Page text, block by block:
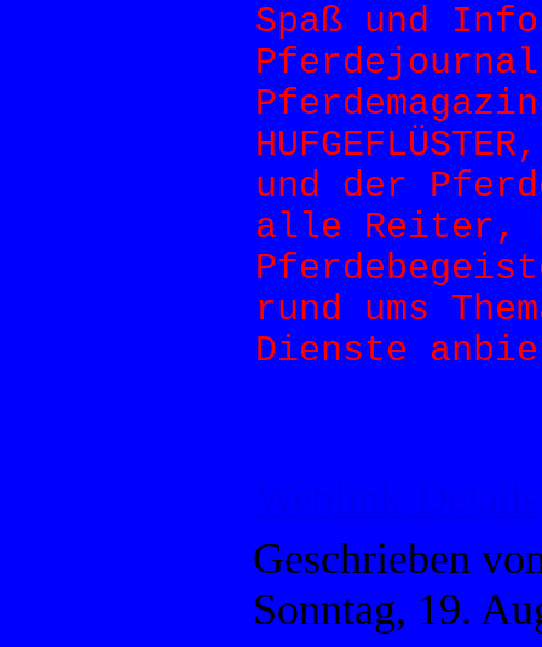
Spaß und
Pferdejournal
und der
alle Reiter,
rund ums
Dienste
Geschrieben
Sonntag, 19.